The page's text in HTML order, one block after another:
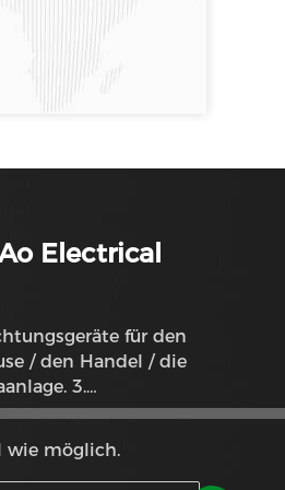
Electrical
für den
/ den Handel / die
3.
wie möglich.